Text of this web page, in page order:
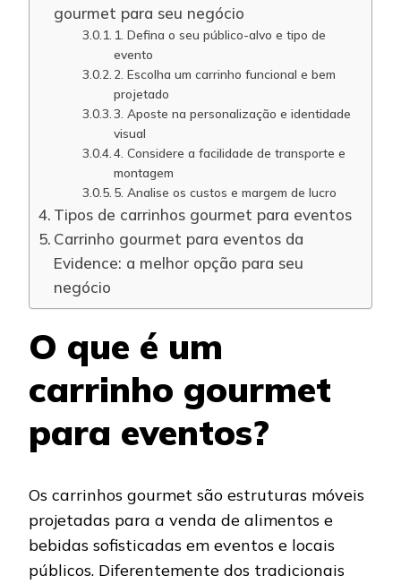
gourmet para seu negócio
1. Defina o seu público-alvo e tipo de
evento
2. Escolha um carrinho funcional e bem
projetado
3. Aposte na personalização e identidade
visual
4. Considere a facilidade de transporte e
montagem
5. Analise os custos e margem de lucro
Tipos de carrinhos gourmet para eventos
Carrinho gourmet para eventos da
Evidence: a melhor opção para seu
negócio
O que é um
carrinho gourmet
para eventos?
Os carrinhos gourmet são estruturas móveis
projetadas para a venda de alimentos e
bebidas sofisticadas em eventos e locais
públicos. Diferentemente dos tradicionais